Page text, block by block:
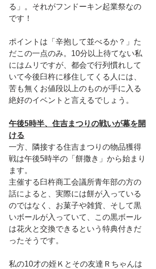
る」。それがフンドーキン起業祭なの
です！
ポイントは「辛抱して並べるか？」た
だこの一点のみ。10分以上待てない私
にはムリですが、都会で行列慣れして
いて今後臼杵に移住してくる人には、
苦も無くお値段以上のものが手に入る
絶好のイベントと言えるでしょう。
午後5時半、住吉まつりの戦いが幕を開
ける
一方、隣接する住吉まつりの物品獲得
戦は午後5時半の「餅撒き」から始まり
ます。
主催する臼杵商工会議所青年部の方の
話によると、実際には餅が入っている
のではなく、お菓子や雑貨、そして黒
いボールが入っていて、この黒ボール
は花火と交換できるという特典付きだ
ったそうです。
私の10才の姪Ｋとその友達Ｒちゃんは